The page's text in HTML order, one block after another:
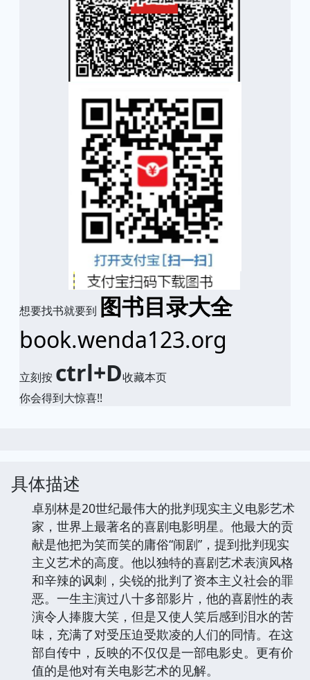
想要找书就要到 图书目录大全
book.wenda123.org
立刻按 ctrl+D收藏本页
你会得到大惊喜!!
具体描述
卓别林是20世纪最伟大的批判现实主义电影艺术
家，世界上最著名的喜剧电影明星。他最大的贡
献是他把为笑而笑的庸俗“闹剧”，提到批判现实
主义艺术的高度。他以独特的喜剧艺术表演风格
和辛辣的讽刺，尖锐的批判了资本主义社会的罪
恶。一生主演过八十多部影片，他的喜剧性的表
演令人捧腹大笑，但是又使人笑后感到泪水的苦
味，充满了对受压迫受欺凌的人们的同情。在这
部自传中，反映的不仅仅是一部电影史。更有价
值的是他对有关电影艺术的见解。